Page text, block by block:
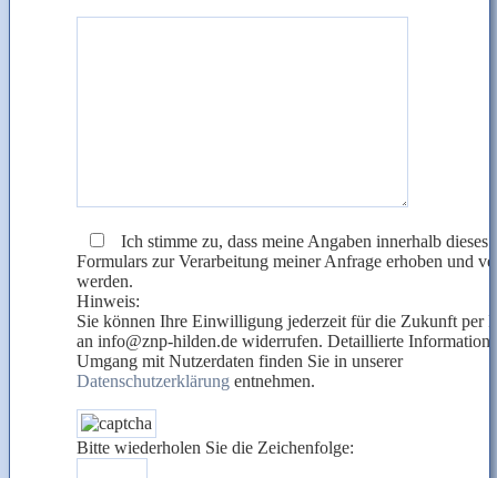
Ich stimme zu, dass meine Angaben innerhalb dieses
Formulars zur Verarbeitung meiner Anfrage erhoben und
werden.
Hinweis:
Sie können Ihre Ein­willigung jederzeit für die Zukunft per
an info@znp-hilden.de widerrufen. Detaillierte
Umgang mit Nutzer­daten finden Sie in unserer
Datenschutzerklärung entnehmen.
Bitte wiederholen Sie die Zeichenfolge: